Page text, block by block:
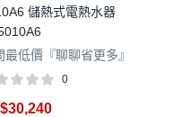
儲熱式電熱水器
最低價『聊聊省更多』
0
30,240